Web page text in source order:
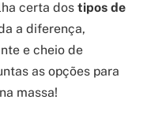
certa dos tipos de
a diferença,
e cheio de
as opções para
massa!